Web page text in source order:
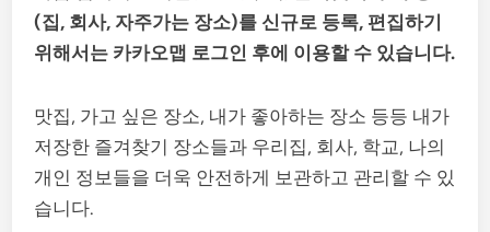
(집, 회사, 자주가는 장소)를 신규로 등록, 편집하기
위해서는 카카오맵 로그인 후에 이용할 수 있습니다.
맛집, 가고 싶은 장소, 내가 좋아하는 장소 등등 내가
저장한 즐겨찾기 장소들과 우리집, 회사, 학교, 나의
개인 정보들을 더욱 안전하게 보관하고 관리할 수 있
습니다.